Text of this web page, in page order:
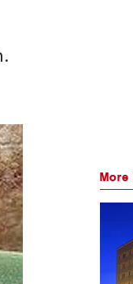
More